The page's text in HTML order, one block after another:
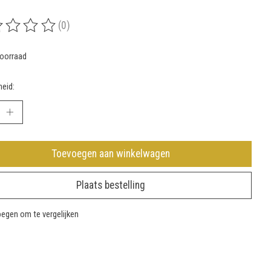
van dit product is
(0)
Toevoegen aan winkelwagen
Plaats bestelling
om te vergelijken